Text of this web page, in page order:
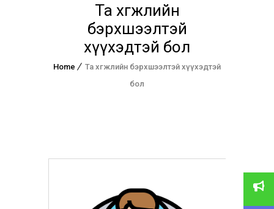
Та хөгжлийн
бэрхшээлтэй
хүүхэдтэй бол
Home
Та хөгжлийн бэрхшээлтэй хүүхэдтэй
бол